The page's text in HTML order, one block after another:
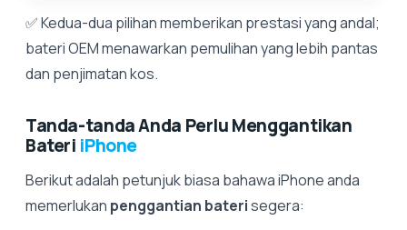
✅ Kedua-dua pilihan memberikan prestasi yang andal;
bateri OEM menawarkan pemulihan yang lebih pantas
dan penjimatan kos.
Tanda-tanda Anda Perlu Menggantikan
Bateri iPhone
Berikut adalah petunjuk biasa bahawa iPhone anda
memerlukan penggantian baterisegera: